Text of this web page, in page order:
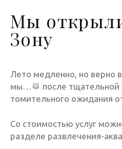
Мы
Зону
Лето медленно, но верно
мы…🥁 после тщательной
томительного ожидания
Со стоимостью услуг
разделе развлечения-